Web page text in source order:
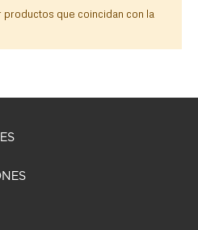
que coincidan con la